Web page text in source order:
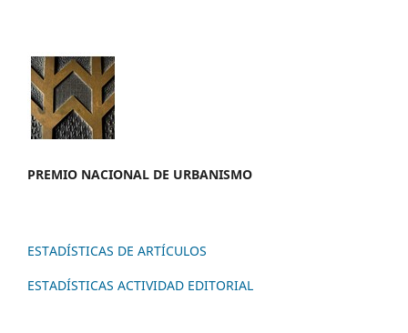
PREMIO NACIONAL DE URBANISMO
ESTADÍSTICAS DE ARTÍCULOS
ESTADÍSTICAS ACTIVIDAD EDITORIAL